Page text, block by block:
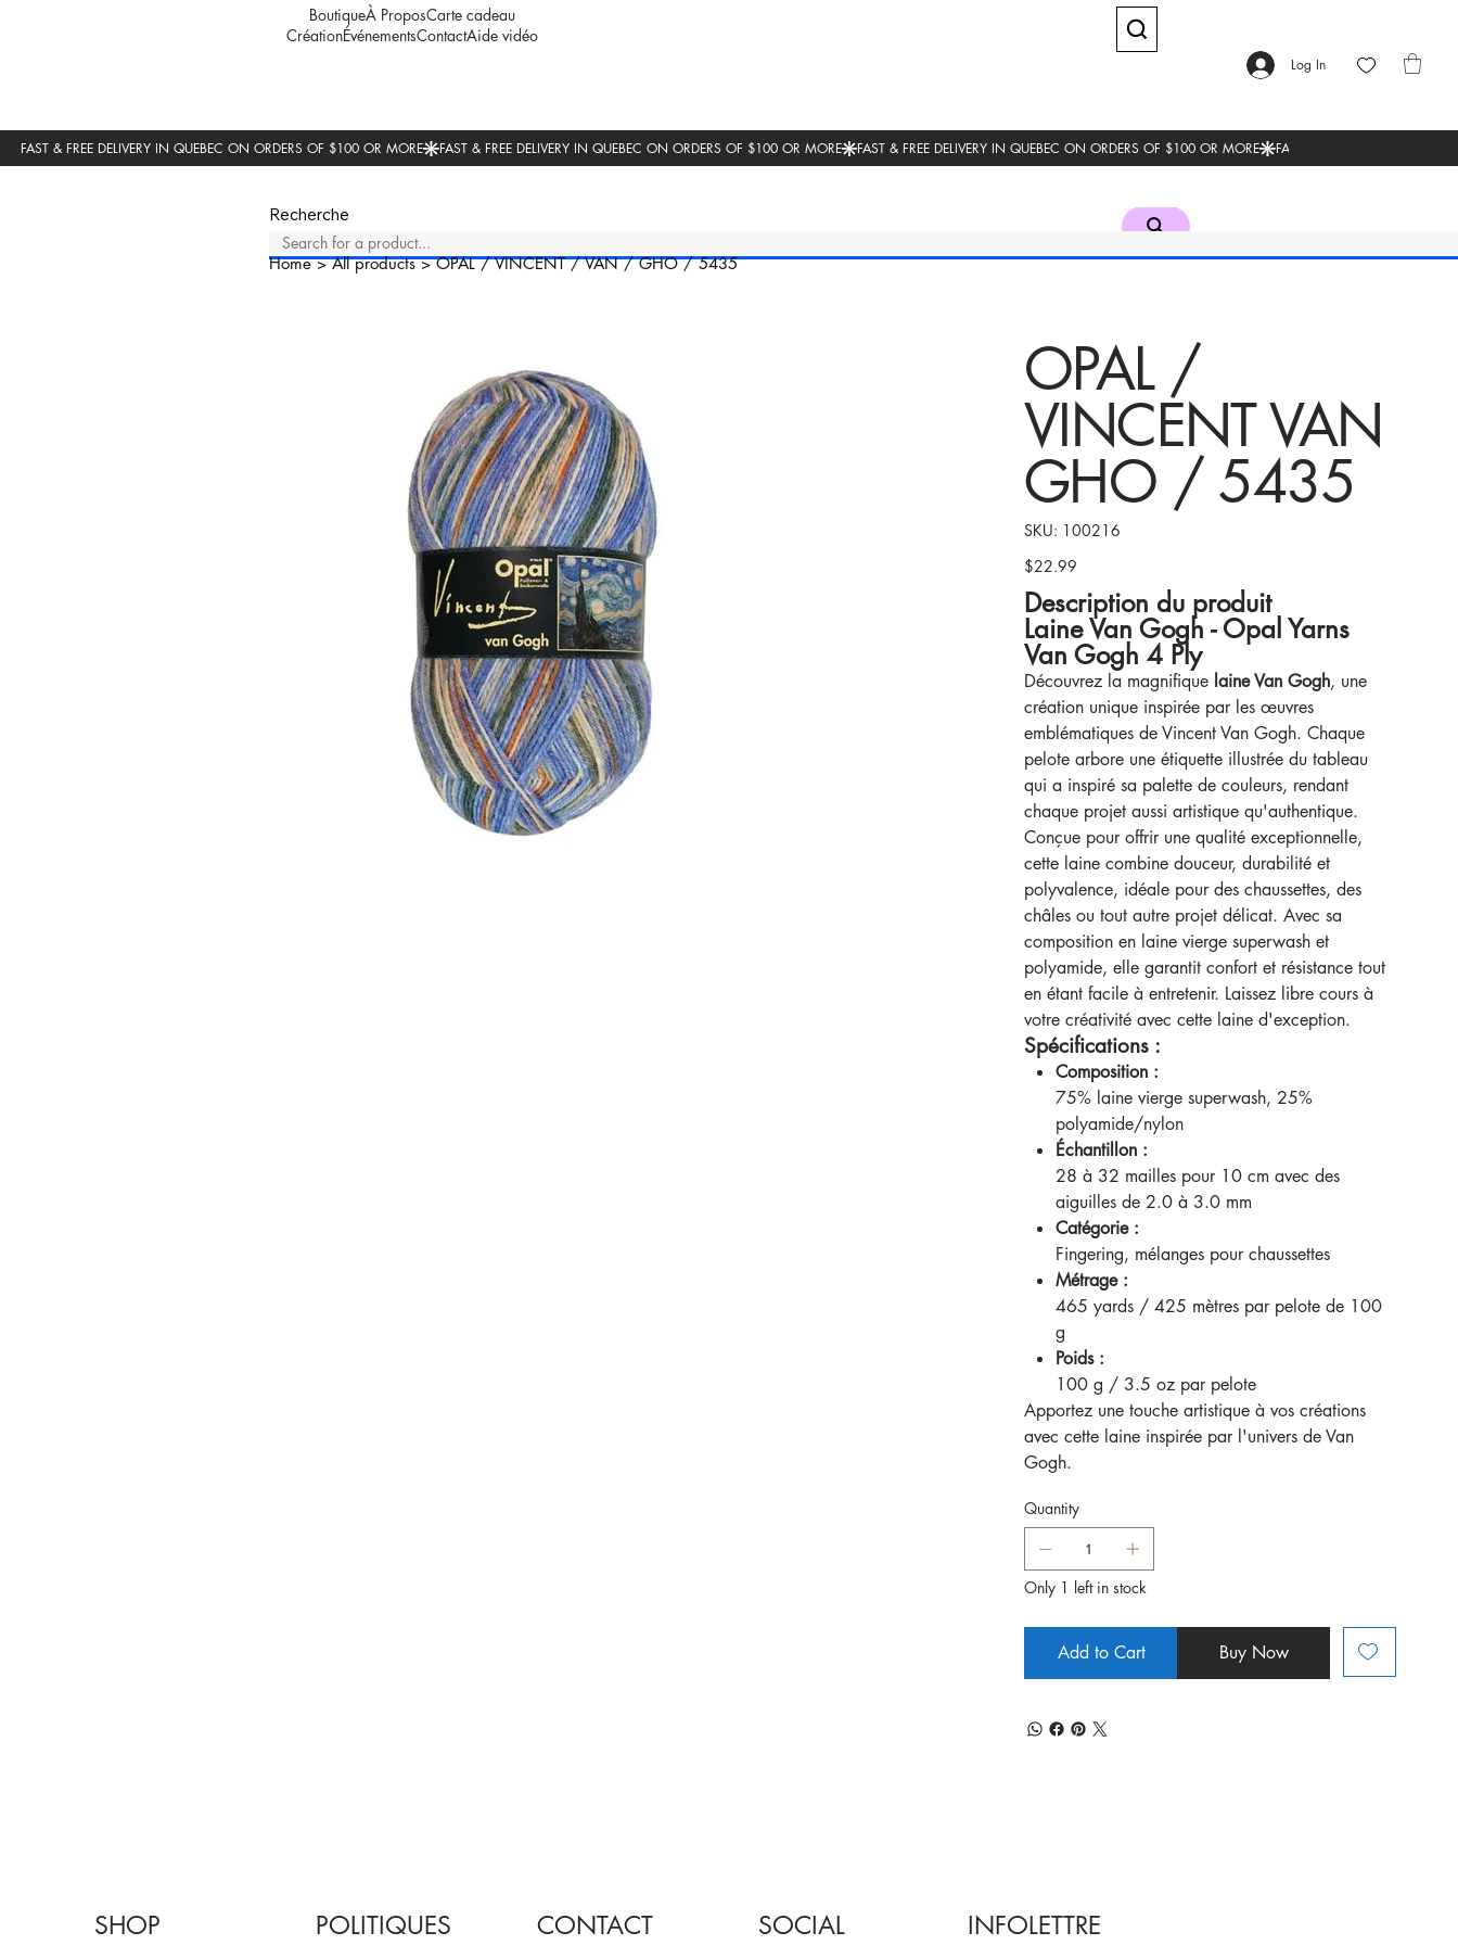
BoutiqueÀ ProposCarte cadeau
CréationÉvénementsContactAide vidéo
Log In
Recherche
Home>All products>OPAL / VINCENT / VAN / GHO / 5435
OPAL /
VINCENT VAN
GHO / 5435
SKU:
SKU
100216
100216
Price
$22.99
Description du produit
Laine Van Gogh - Opal Yarns
Van Gogh 4 Ply
Découvrez la magnifique laine Van Gogh, une
création unique inspirée par les œuvres
emblématiques de Vincent Van Gogh. Chaque
pelote arbore une étiquette illustrée du tableau
qui a inspiré sa palette de couleurs, rendant
chaque projet aussi artistique qu'authentique.
Conçue pour offrir une qualité exceptionnelle,
cette laine combine douceur, durabilité et
polyvalence, idéale pour des chaussettes, des
châles ou tout autre projet délicat. Avec sa
composition en laine vierge superwash et
polyamide, elle garantit confort et résistance tout
en étant facile à entretenir. Laissez libre cours à
votre créativité avec cette laine d'exception.
Spécifications :
Composition :
75% laine vierge superwash, 25%
polyamide/nylon
Échantillon :
28 à 32 mailles pour 10 cm avec des
aiguilles de 2.0 à 3.0 mm
Catégorie :
Fingering, mélanges pour chaussettes
Métrage :
465 yards / 425 mètres par pelote de 100
g
Poids :
100 g / 3.5 oz par pelote
Apportez une touche artistique à vos créations
avec cette laine inspirée par l'univers de Van
Gogh.
Quantity
Only 1 left in stock
Add to Cart Buy Now
SHOP POLITIQUES CONTACT SOCIAL INFOLETTRE